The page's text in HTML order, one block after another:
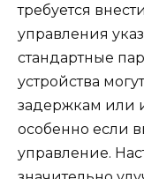
требуется
управления
стандартные
устройства
задержкам или
особенно если
управление.